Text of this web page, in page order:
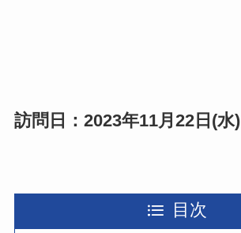
訪問日：2023年11月22日(水)
目次